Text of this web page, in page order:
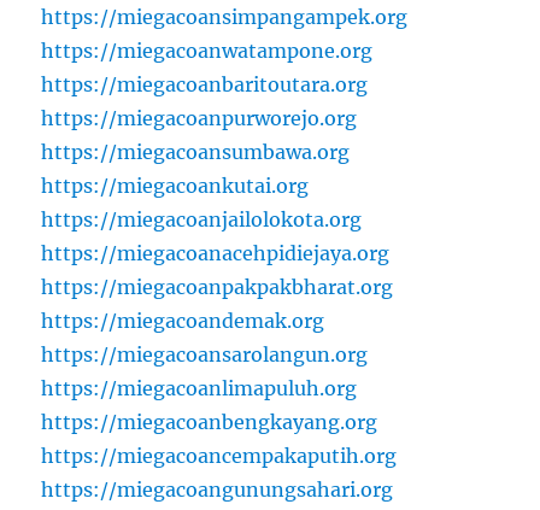
https://miegacoansimpangampek.org
https://miegacoanwatampone.org
https://miegacoanbaritoutara.org
https://miegacoanpurworejo.org
https://miegacoansumbawa.org
https://miegacoankutai.org
https://miegacoanjailolokota.org
https://miegacoanacehpidiejaya.org
https://miegacoanpakpakbharat.org
https://miegacoandemak.org
https://miegacoansarolangun.org
https://miegacoanlimapuluh.org
https://miegacoanbengkayang.org
https://miegacoancempakaputih.org
https://miegacoangunungsahari.org